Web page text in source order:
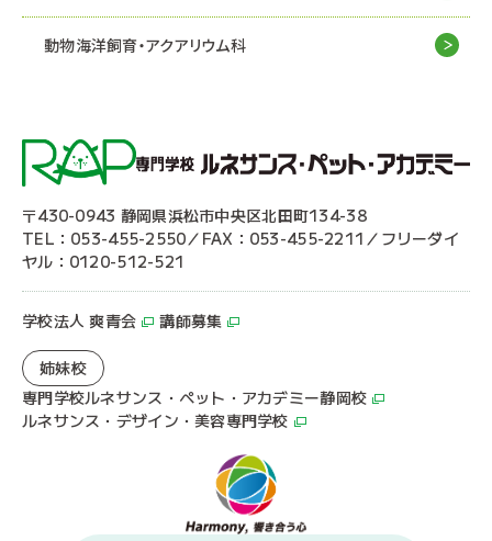
動物海洋飼育・アクアリウム科
〒430-0943 静岡県浜松市中央区北田町134-38
TEL：053-455-2550／FAX：053-455-2211／フリーダイ
ヤル：0120-512-521
学校法人 爽青会 講師募集
姉妹校
専門学校ルネサンス・ペット・アカデミー静岡校
ルネサンス・デザイン・美容専門学校